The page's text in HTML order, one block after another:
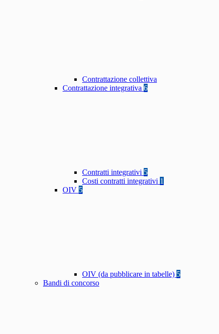
Contrattazione collettiva
Contrattazione integrativa 6
Contratti integrativi 5
Costi contratti integrativi 1
OIV 5
OIV (da pubblicare in tabelle) 5
Bandi di concorso